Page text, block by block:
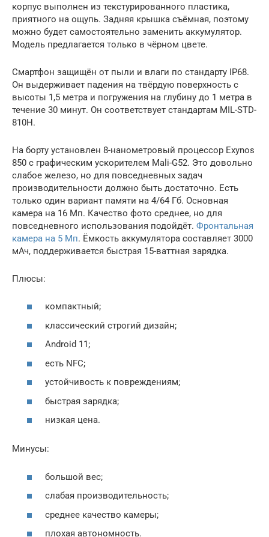
корпус выполнен из текстурированного пластика,
приятного на ощупь. Задняя крышка съёмная, поэтому
можно будет самостоятельно заменить аккумулятор.
Модель предлагается только в чёрном цвете.
Смартфон защищён от пыли и влаги по стандарту IP68.
Он выдерживает падения на твёрдую поверхность с
высоты 1,5 метра и погружения на глубину до 1 метра в
течение 30 минут. Он соответствует стандартам MIL-STD-
810H.
На борту установлен 8-нанометровый процессор Exynos
850 с графическим ускорителем Mali-G52. Это довольно
слабое железо, но для повседневных задач
производительности должно быть достаточно. Есть
только один вариант памяти на 4/64 Гб. Основная
камера на 16 Мп. Качество фото среднее, но для
повседневного использования подойдёт. Фронтальная
камера на 5 Мп. Ёмкость аккумулятора составляет 3000
мАч, поддерживается быстрая 15-ваттная зарядка.
Плюсы:
компактный;
классический строгий дизайн;
Android 11;
есть NFC;
устойчивость к повреждениям;
быстрая зарядка;
низкая цена.
Минусы:
большой вес;
слабая производительность;
среднее качество камеры;
плохая автономность.